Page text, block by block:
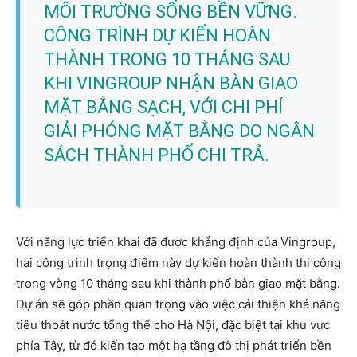
MÔI TRƯỜNG SỐNG BỀN VỮNG.
CÔNG TRÌNH DỰ KIẾN HOÀN
THÀNH TRONG 10 THÁNG SAU
KHI VINGROUP NHẬN BÀN GIAO
MẶT BẰNG SẠCH, VỚI CHI PHÍ
GIẢI PHÓNG MẶT BẰNG DO NGÂN
SÁCH THÀNH PHỐ CHI TRẢ.
Với năng lực triển khai đã được khẳng định của Vingroup,
hai công trình trọng điểm này dự kiến hoàn thành thi công
trong vòng 10 tháng sau khi thành phố bàn giao mặt bằng.
Dự án sẽ góp phần quan trọng vào việc cải thiện khả năng
tiêu thoát nước tổng thể cho Hà Nội, đặc biệt tại khu vực
phía Tây, từ đó kiến tạo một hạ tầng đô thị phát triển bền